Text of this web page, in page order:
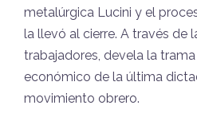
metalúrgica Lucini y el
la llevó al cierre. A través de
trabajadores, devela la
económico de la última
movimiento obrero.